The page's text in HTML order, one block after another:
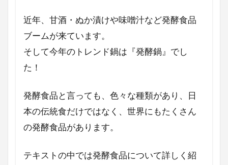
近年、甘酒・ぬか漬けや味噌汁など発酵食品
ブームが来ています。
そして今年のトレンド鍋は『発酵鍋』でし
た！
発酵食品と言っても、色々な種類があり、日
本の伝統食だけではなく、世界にもたくさん
の発酵食品があります。
テキストの中では発酵食品について詳しく紹
フルーツオンザボトム
バーベキュー
バレンタインデー
バレンタイン
シンハービール
シュークリーム
サンタクロース
サイトマップ
コンフィチュール
コンセプト
オレンジページ
エスニック料理 食器